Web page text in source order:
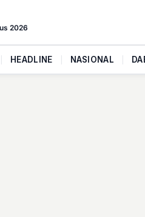
2026
HEADLINE NASIONAL